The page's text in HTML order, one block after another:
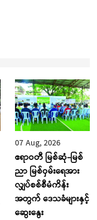
07 Aug, 2026
ဧရာဝတီ မြစ်ဆုံ-မြစ်
ညာ မြစ်ဝှမ်းရေအား
လျှပ်စစ်စီမံကိန်း
အတွက် ဒေသခံများနှင့်
ဆွေးနွေး